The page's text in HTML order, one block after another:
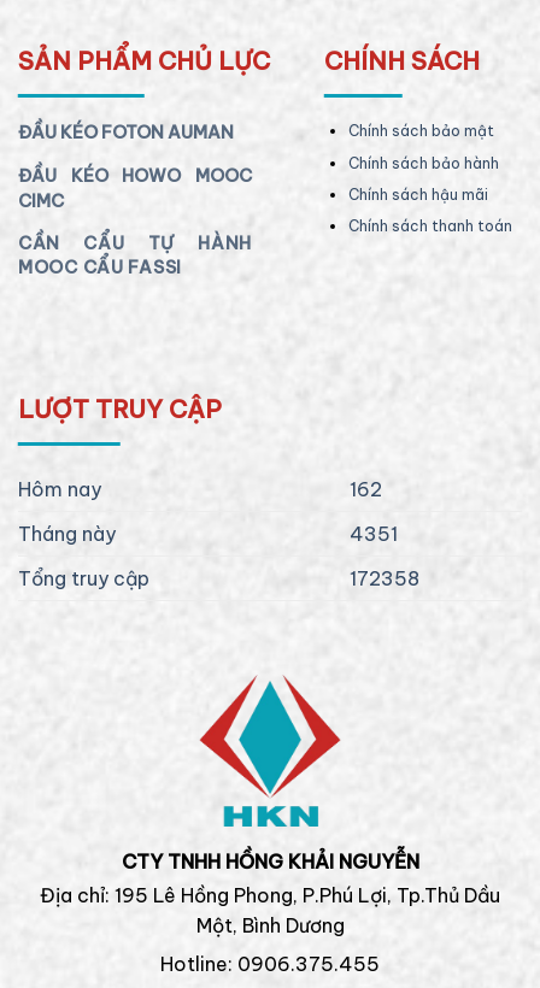
SẢN PHẨM CHỦ LỰC
ĐẦU KÉO FOTON AUMAN
ĐẦU KÉO HOWO MOOC
CIMC
CẦN CẨU TỰ HÀNH
MOOC CẨU FASSI
CHÍNH SÁCH
Chính sách bảo mật
Chính sách bảo hành
Chính sách hậu mãi
Chính sách thanh toán
LƯỢT TRUY CẬP
Hôm nay
162
Tháng này
4351
Tổng truy cập
172358
CTY TNHH HỒNG KHẢI NGUYỄN
Địa chỉ: 195 Lê Hồng Phong, P.Phú Lợi, Tp.Thủ Dầu
Một, Bình Dương
Hotline: 0906.375.455